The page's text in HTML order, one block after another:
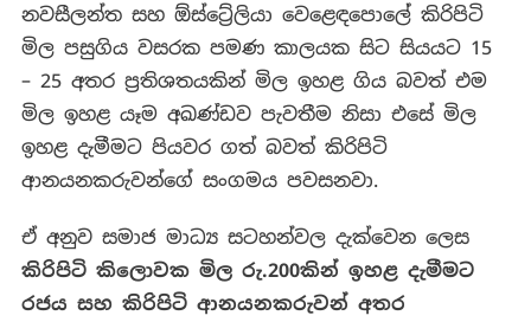
නවසීලන්ත සහ ඕස්ට්‍රේලියා වෙළෙඳපොලේ කිරිපිටි
මිල පසුගිය වසරක පමණ කාලයක සිට සියයට 15
– 25 අතර ප්‍රතිශතයකින් මිල ඉහළ ගිය බවත් එම
මිල ඉහළ යෑම අඛණ්ඩව පැවතීම නිසා එසේ මිල
ඉහළ දැමීමට පියවර ගත් බවත් කිරිපිටි
ආනයනකරුවන්ගේ සංගමය පවසනවා.
ඒ අනුව සමාජ මාධ්‍ය සටහන්වල දැක්වෙන ලෙස
කිරිපිටි කිලොවක මිල රු.200කින් ඉහළ දැමීමට
රජය සහ කිරිපිටි ආනයනකරුවන් අතර